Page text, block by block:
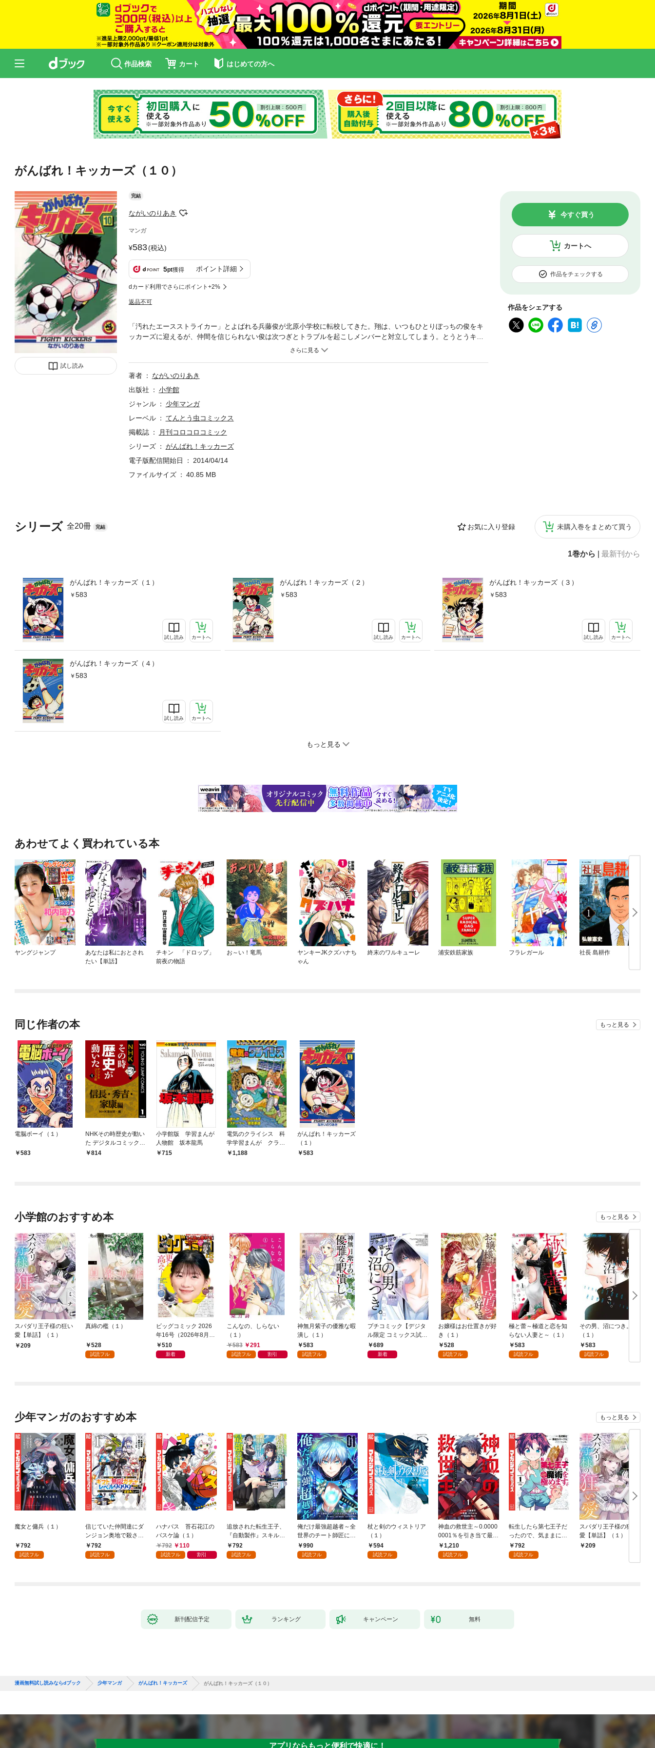
作品検索 カート はじめての方へ
がんばれ！キッカーズ（１０）
試し読み
完結
ながいのりあき
マンガ
583(税込)
5pt獲得 ポイント詳細
dカード利用でさらにポイント+2%
返品不可
カートへ
今すぐ買う
作品をチェックする
作品をシェアする
シリーズ 全20冊 完結 お気に入り登録 未購入巻をまとめて買う
1巻から 最新刊から
がんばれ！キッカーズ（１）
583
試し読み カートへ
がんばれ！キッカーズ（２）
583
試し読み カートへ
がんばれ！キッカーズ（３）
583
試し読み カートへ
がんばれ！キッカーズ（４）
583
試し読み カートへ
もっと見る
「汚れたエースストライカー」とよばれる兵藤俊が北原小学校に転校してきた。翔は、いつもひとりぼっちの俊をキ
ッカーズに迎えるが、仲間を信じられない俊は次つぎとトラブルを起こしメンバーと対立してしまう。とうとうキッ
カーズと、俊が集めたごろつき「ジャッカルズ」とが決着をつけることになった・・・！
著者
ながいのりあき
出版社
小学館
ジャンル
少年マンガ
レーベル
てんとう虫コミックス
掲載誌
月刊コロコロコミック
シリーズ
がんばれ！キッカーズ
電子版配信開始日
2014/04/14
ファイルサイズ
40.85 MB
あわせてよく買われている本
ヤングジャンプ
あなたは私におとされ
たい【単話】
チキン 「ドロップ」
前夜の物語
お～い！竜馬
ヤンキーJKクズハナち
ゃん
終末のワルキューレ 浦安鉄筋家族 フラレガール 社長 島耕作
同じ作者の本 もっと見る
電脳ボーイ（１）
583
NHKその時歴史が動い
た デジタルコミック版
1 信長・秀吉・家康編
814
小学館版 学習まんが
人物館 坂本龍馬
715
電気のクライシス 科
学学習まんが クライ
シス・シリーズ
1,188
がんばれ！キッカーズ
（１）
583
小学館のおすすめ本 もっと見る
スパダリ王子様の狂い
愛【単話】（１）
209
真綿の檻（１）
528
試読フル
ビッグコミック 2026
年16号（2026年8月7
日発売）
510
新着
こんなの、しらない
（１）
583
291
試読フル 割引
神無月紫子の優雅な暇
潰し（１）
583
試読フル
プチコミック【デジタ
ル限定 コミックス試し
読み特典付き】 2026
年9月号（2026年8月7
689
新着
お嬢様はお仕置きが好
き（１）
528
試読フル
極と蕾～極道と恋を知
らない人妻と～（１）
583
試読フル
その男、沼につき。
（１）
583
試読フル
少年マンガのおすすめ本 もっと見る
魔女と傭兵（１）
792
試読フル
信じていた仲間達にダ
ンジョン奥地で殺され
かけたがギフト『無限
ガチャ』でレベル９９
792
試読フル
ハナバス 苔石花江の
バスケ論（１）
792
110
試読フル 割引
追放された転生王子、
『自動製作』スキルで
領地を爆速で開拓し最
強の村を作ってしまう
792
試読フル
俺だけ最強超越者～全
世界のチート師匠に認
められた～【単行本】
（１）
990
試読フル
杖と剣のウィストリア
（１）
594
試読フル
神血の救世主～0.0000
0001％を引き当て最強
へ～【電子書籍特典
付】（１）
1,210
試読フル
転生したら第七王子だ
ったので、気ままに魔
術を極めます（１）
792
試読フル
スパダリ王子様の狂い
愛【単話】（１）
209
新刊配信予定 ランキング キャンペーン 無料
漫画無料試し読みならdブック 少年マンガ がんばれ！キッカーズ がんばれ！キッカーズ（１０）
アプリならもっと便利で快適に！